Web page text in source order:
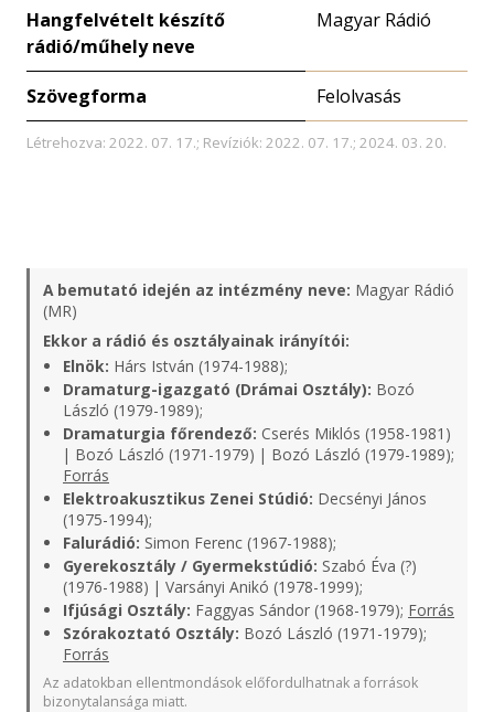
Hangfelvételt készítő
rádió/műhely neve
Magyar Rádió
Szövegforma Felolvasás
Létrehozva: 2022. 07. 17.; Revíziók: 2022. 07. 17.; 2024. 03. 20.
A bemutató idején az intézmény neve: Magyar Rádió
(MR)
Ekkor a rádió és osztályainak irányítói:
Elnök: Hárs István (1974-1988);
Dramaturg-igazgató (Drámai Osztály): Bozó
László (1979-1989);
Dramaturgia főrendező: Cserés Miklós (1958-1981)
| Bozó László (1971-1979) | Bozó László (1979-1989);
Forrás
Elektroakusztikus Zenei Stúdió: Decsényi János
(1975-1994);
Falurádió: Simon Ferenc (1967-1988);
Gyerekosztály / Gyermekstúdió: Szabó Éva (?)
(1976-1988) | Varsányi Anikó (1978-1999);
Ifjúsági Osztály: Faggyas Sándor (1968-1979); Forrás
Szórakoztató Osztály: Bozó László (1971-1979);
Forrás
Az adatokban ellentmondások előfordulhatnak a források
bizonytalansága miatt.